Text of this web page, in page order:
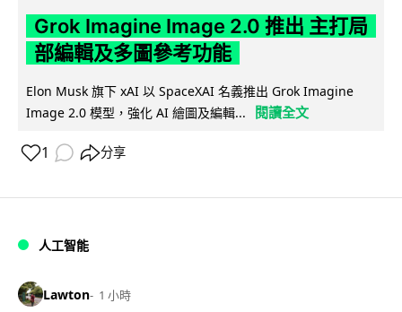
Grok Imagine Image 2.0 推出 主打局
部編輯及多圖參考功能
Elon Musk 旗下 xAI 以 SpaceXAI 名義推出 Grok Imagine
Image 2.0 模型，強化 AI 繪圖及編輯...
閱讀全文
1 分享
人工智能
Lawton 1 小時